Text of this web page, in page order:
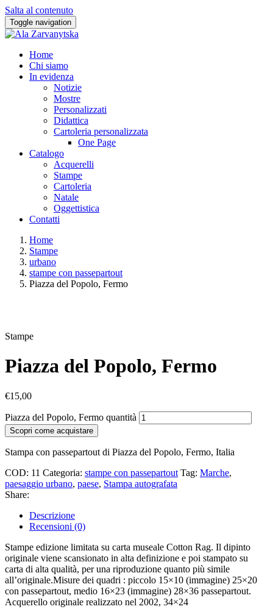
Salta al contenuto
Toggle navigation
Home
Chi siamo
In evidenza
Notizie
Mostre
Personalizzati
Didattica
Cartoleria personalizzata
One Page
Catalogo
Acquerelli
Stampe
Cartoleria
Natale
Oggettistica
Contatti
Home
Stampe
urbano
stampe con passepartout
Piazza del Popolo, Fermo
Stampe
Piazza del Popolo, Fermo
€15,00
Piazza del Popolo, Fermo quantità
Scopri come acquistare
Stampa con passepartout di Piazza del Popolo, Fermo, Italia
COD: 11 Categoria: stampe con passepartout Tag: Marche,
paesaggio urbano, paese, Stampa autografata
Share:
Descrizione
Recensioni (0)
Stampe edizione limitata su carta museale Cotton Rag. Il dipinto
originale viene scansionato in alta definizione e poi stampato su
carta di alta qualità, per una riproduzione quanto più simile
all’originale.Misure dei quadri : piccolo 15×10 (immagine) 25×20
con passepartout, medio 16×23 (immagine) 28×36 passepartout.
Acquerello originale realizzato nel 2002, 34×24